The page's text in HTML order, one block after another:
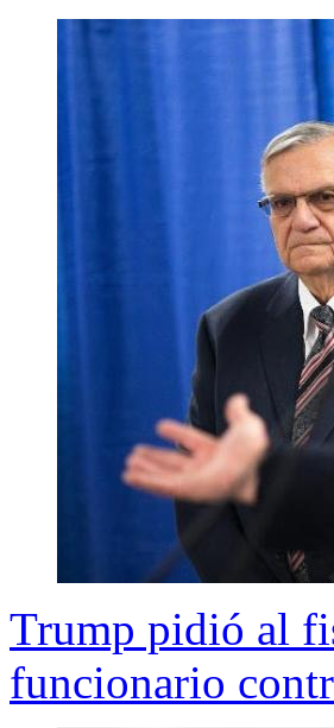
Trump pidió al
funcionario